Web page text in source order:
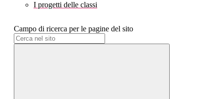
I progetti delle classi
Campo di ricerca per le pagine del sito